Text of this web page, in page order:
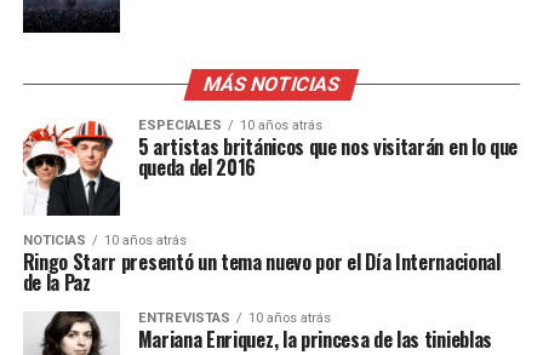
MÁS NOTICIAS
ESPECIALES 10 años atrás
5 artistas británicos que nos visitarán en lo que
queda del 2016
NOTICIAS 10 años atrás
Ringo Starr presentó un tema nuevo por el Día Internacional
de la Paz
ENTREVISTAS 10 años atrás
Mariana Enriquez, la princesa de las tinieblas